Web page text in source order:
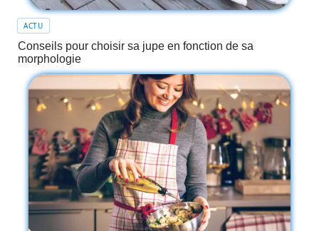
ACTU
Conseils pour choisir sa jupe en fonction de sa
morphologie